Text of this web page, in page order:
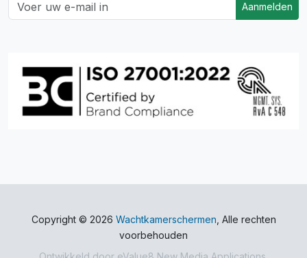
Aanmelden
Copyright © 2026 Wachtkamerschermen , Alle rechten
voorbehouden